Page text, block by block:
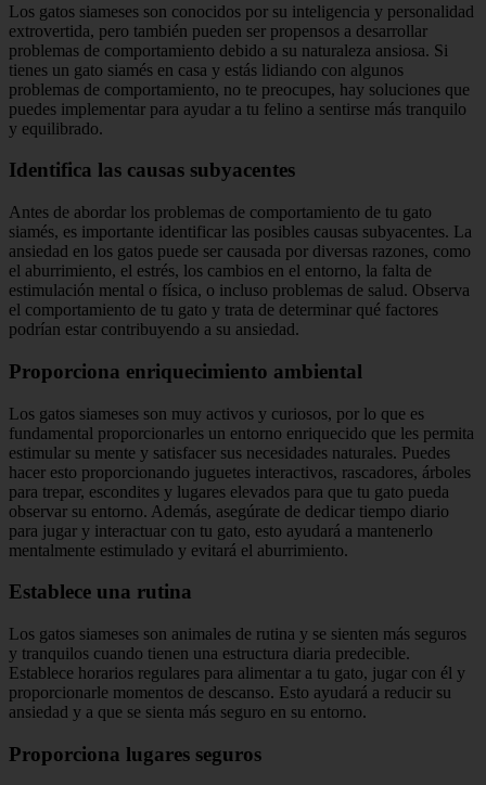
Los gatos siameses son conocidos por su inteligencia y personalidad
extrovertida, pero también pueden ser propensos a desarrollar
problemas de comportamiento debido a su naturaleza ansiosa. Si
tienes un gato siamés en casa y estás lidiando con algunos
problemas de comportamiento, no te preocupes, hay soluciones que
puedes implementar para ayudar a tu felino a sentirse más tranquilo
y equilibrado.
Identifica las causas subyacentes
Antes de abordar los problemas de comportamiento de tu gato
siamés, es importante identificar las posibles causas subyacentes. La
ansiedad en los gatos puede ser causada por diversas razones, como
el aburrimiento, el estrés, los cambios en el entorno, la falta de
estimulación mental o física, o incluso problemas de salud. Observa
el comportamiento de tu gato y trata de determinar qué factores
podrían estar contribuyendo a su ansiedad.
Proporciona enriquecimiento ambiental
Los gatos siameses son muy activos y curiosos, por lo que es
fundamental proporcionarles un entorno enriquecido que les permita
estimular su mente y satisfacer sus necesidades naturales. Puedes
hacer esto proporcionando juguetes interactivos, rascadores, árboles
para trepar, escondites y lugares elevados para que tu gato pueda
observar su entorno. Además, asegúrate de dedicar tiempo diario
para jugar y interactuar con tu gato, esto ayudará a mantenerlo
mentalmente estimulado y evitará el aburrimiento.
Establece una rutina
Los gatos siameses son animales de rutina y se sienten más seguros
y tranquilos cuando tienen una estructura diaria predecible.
Establece horarios regulares para alimentar a tu gato, jugar con él y
proporcionarle momentos de descanso. Esto ayudará a reducir su
ansiedad y a que se sienta más seguro en su entorno.
Proporciona lugares seguros